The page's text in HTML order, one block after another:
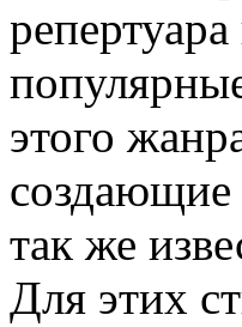
этого
создающие
так же
Для этих